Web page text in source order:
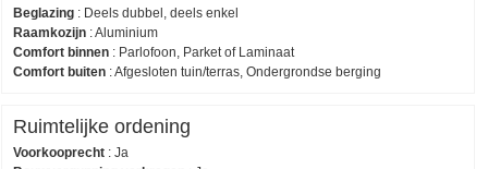
Beglazing : Deels dubbel, deels enkel
Raamkozijn :Aluminium
Comfort binnen : Parlofoon, Parket of Laminaat
Comfort buiten :Afgesloten tuin/terras, Ondergrondse berging
Ruimtelijke ordening
Voorkooprecht : Ja